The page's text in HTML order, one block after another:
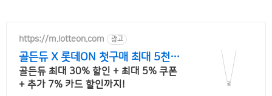
https://m.lotteon.com 광고
골든듀 X 롯데ON 첫구매 최대 5천원
혜택!
골든듀 최대 30% 할인 + 최대 5% 쿠폰
+ 추가 7% 카드 할인까지!